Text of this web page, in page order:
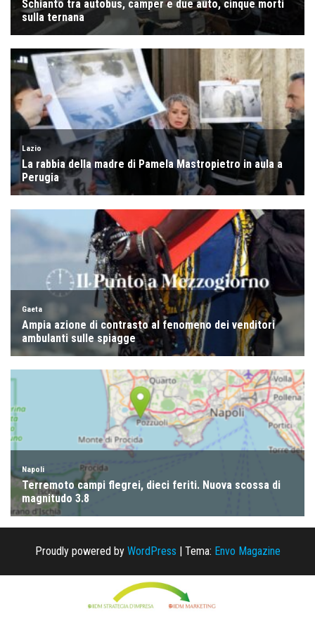
Proudly powered by WordPress | Tema: Envo Magazine